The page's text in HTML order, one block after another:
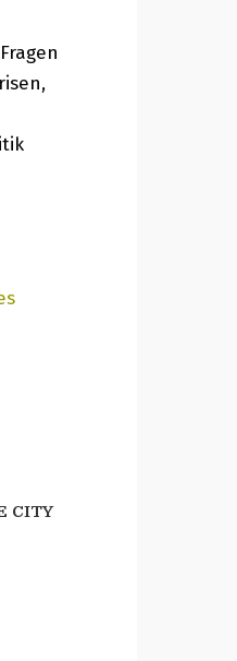
CITY